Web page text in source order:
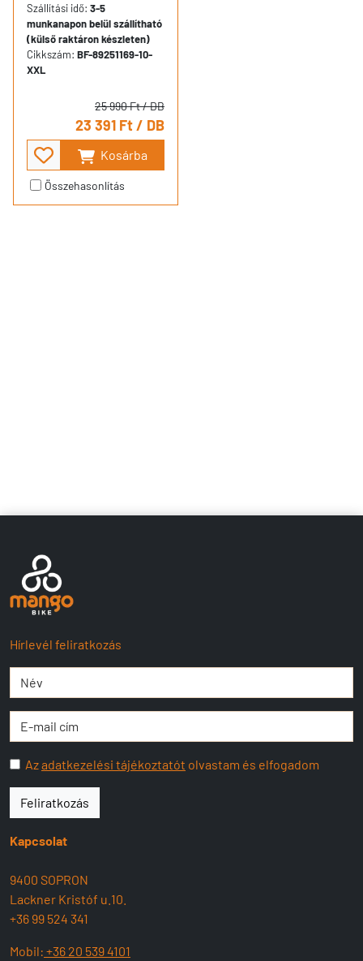
Szállítási idő: 3-5
munkanapon belül szállítható
(külső raktáron készleten)
Cikkszám: BF-89251169-10-
XXL
25 990 Ft/ DB
23 391 Ft/ DB
Kosárba
Összehasonlítás
Hírlevél feliratkozás
Azadatkezelési tájékoztatót olvastam és elfogadom
Feliratkozás
Kapcsolat
9400 SOPRON
Lackner Kristóf u.10.
+36 99 524 341
Mobil: +36 20 539 4101